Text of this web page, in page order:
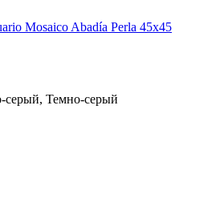
Mosaico Abadía Perla 45x45
Темно-серый